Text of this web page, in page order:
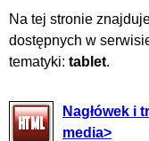
Na tej stronie
dostępnych w
tematyki: tablet.
Nagłówek i
media>